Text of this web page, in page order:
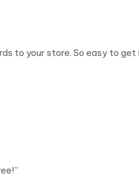
to your store. So easy to